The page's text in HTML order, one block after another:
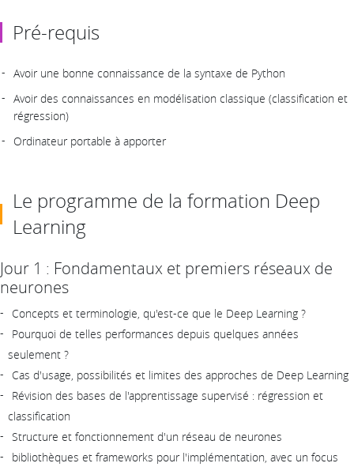
Pré-requis
Avoir une bonne connaissance de la syntaxe de Python
Avoir des connaissances en modélisation classique (classification et
régression)
Ordinateur portable à apporter
Le programme de la formation Deep
Learning
Jour 1 : Fondamentaux et premiers réseaux de
neurones
Concepts et terminologie, qu'est-ce que le Deep Learning ?
Pourquoi de telles performances depuis quelques années
seulement ?
Cas d'usage, possibilités et limites des approches de Deep Learning
Révision des bases de l'apprentissage supervisé : régression et
classification
Structure et fonctionnement d'un réseau de neurones
bibliothèques et frameworks pour l'implémentation, avec un focus